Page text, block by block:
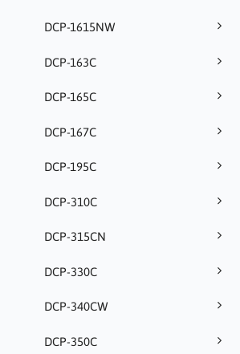
DCP-1615NW
DCP-163C
DCP-165C
DCP-167C
DCP-195C
DCP-310C
DCP-315CN
DCP-330C
DCP-340CW
DCP-350C